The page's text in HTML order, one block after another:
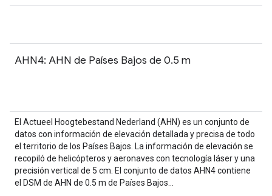
AHN4: AHN de Países Bajos de 0.5 m
El Actueel Hoogtebestand Nederland (AHN) es un conjunto de
datos con información de elevación detallada y precisa de todo
el territorio de los Países Bajos. La información de elevación se
recopiló de helicópteros y aeronaves con tecnología láser y una
precisión vertical de 5 cm. El conjunto de datos AHN4 contiene
el DSM de AHN de 0.5 m de Países Bajos…